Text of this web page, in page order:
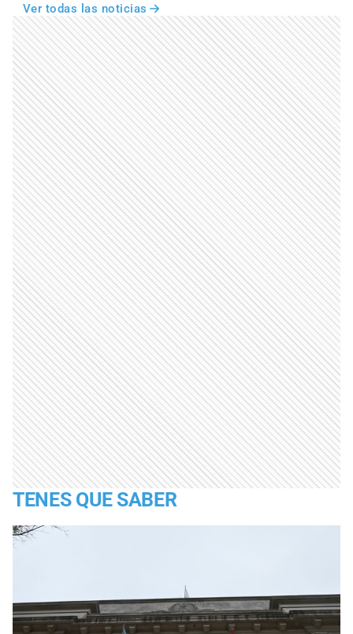
Ver todas las noticias
TENES QUE SABER